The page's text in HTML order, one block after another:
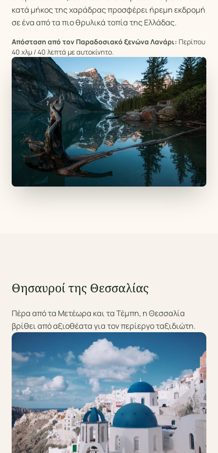
κατά μήκος της χαράδρας προσφέρει ήρεμη εκδρομή
σε ένα από τα πιο θρυλικά τοπία της Ελλάδας.
Απόσταση από τον Παραδοσιακό ξενώνα Λανάρι: Περίπου
40 χλμ / 40 λεπτά με αυτοκίνητο.
Θησαυροί της Θεσσαλίας
Πέρα από τα Μετέωρα και τα Τέμπη, η Θεσσαλία
βρίθει από αξιοθέατα για τον περίεργο ταξιδιώτη.